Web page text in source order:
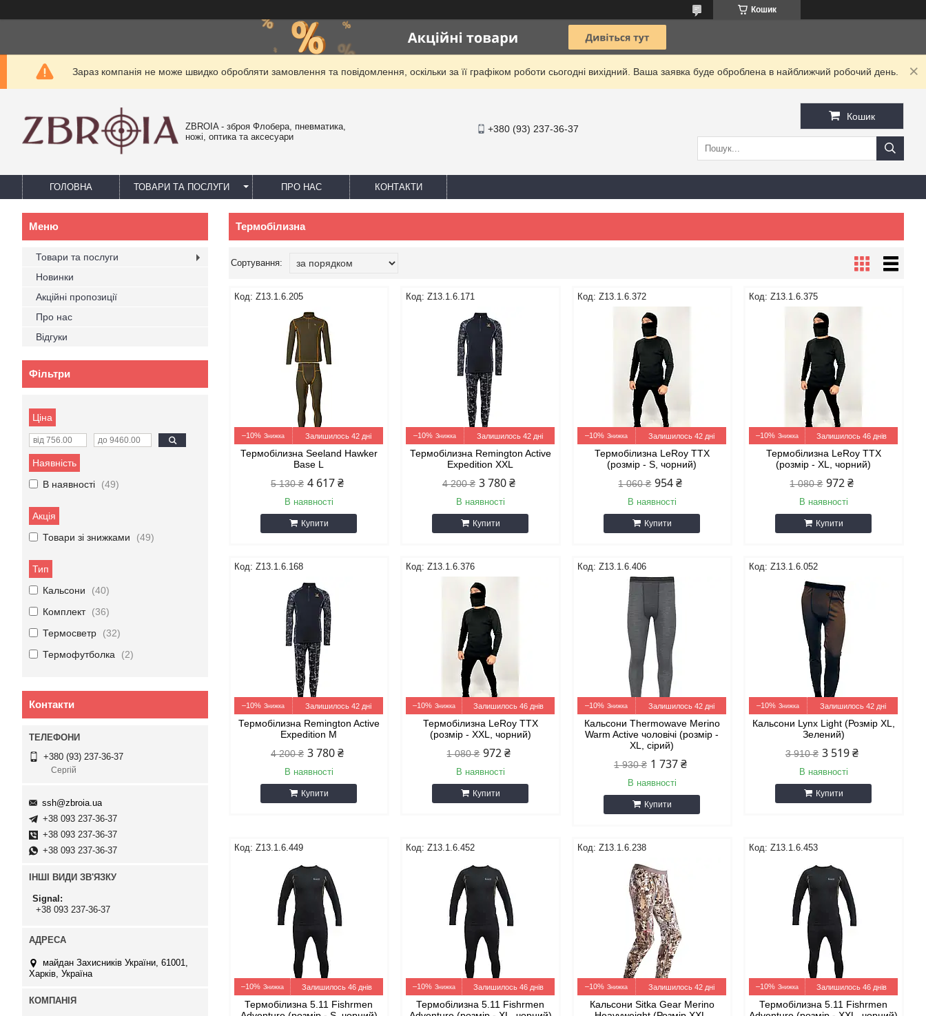
Кошик
Зараз компанія не може швидко обробляти замовлення та повідомлення, оскільки за її графіком роботи сьогодні вихідний. Ваша заявка буде оброблена в найближчий робочий день.
ZBROIA - зброя Флобера, пневматика,
ножі, оптика та аксесуари
+380 (93) 237-36-37
Кошик
ГОЛОВНА ТОВАРИ ТА ПОСЛУГИ ПРО НАС КОНТАКТИ
Термобілизна
Z13.1.6.205
–10% Залишилось 42 дні
Термобілизна Seeland Hawker
Base L
5 130 ₴ 4 617 ₴
В наявності
Купити
Z13.1.6.171
–10% Залишилось 42 дні
Термобілизна Remington Active
Expedition XXL
4 200 ₴ 3 780 ₴
В наявності
Купити
Z13.1.6.372
–10% Залишилось 42 дні
Термобілизна LeRoy TTX
(розмір - S, чорний)
1 060 ₴ 954 ₴
В наявності
Купити
Z13.1.6.375
–10% Залишилось 46 днів
Термобілизна LeRoy TTX
(розмір - XL, чорний)
1 080 ₴ 972 ₴
В наявності
Купити
Z13.1.6.168
–10% Залишилось 42 дні
Термобілизна Remington Active
Expedition M
4 200 ₴ 3 780 ₴
В наявності
Купити
Z13.1.6.376
–10% Залишилось 46 днів
Термобілизна LeRoy TTX
(розмір - XXL, чорний)
1 080 ₴ 972 ₴
В наявності
Купити
Z13.1.6.406
–10% Залишилось 42 дні
Кальсони Thermowave Merino
Warm Active чоловічі (розмір -
XL, сірий)
1 930 ₴ 1 737 ₴
В наявності
Купити
Z13.1.6.052
–10% Залишилось 42 дні
Кальсони Lynx Light (Розмір XL,
Зелений)
3 910 ₴ 3 519 ₴
В наявності
Купити
Z13.1.6.449
–10% Залишилось 46 днів
Термобілизна 5.11 Fishrmen
Z13.1.6.452
–10% Залишилось 46 днів
Термобілизна 5.11 Fishrmen
Z13.1.6.238
–10% Залишилось 42 дні
Кальсони Sitka Gear Merino
Z13.1.6.453
–10% Залишилось 46 днів
Термобілизна 5.11 Fishrmen
Товари та послуги
Новинки
Акційні пропозиції
Про нас
Відгуки
Фільтри
Ціна
Наявність
В наявності
49
Акція
Товари зі знижками
49
Тип
Кальсони
40
Комплект
36
Термосветр
32
Термофутболка
2
Контакти
+380 (93) 237-36-37
Сергій
ssh@zbroia.ua
+38 093 237-36-37
+38 093 237-36-37
+38 093 237-36-37
ІНШІ ВИДИ ЗВ'ЯЗКУ
Signal
+38 093 237-36-37
майдан Захисників України, 61001,
Харків, Україна